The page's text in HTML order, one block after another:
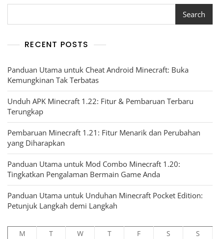
Search
RECENT POSTS
Panduan Utama untuk Cheat Android Minecraft: Buka
Kemungkinan Tak Terbatas
Unduh APK Minecraft 1.22: Fitur & Pembaruan Terbaru
Terungkap
Pembaruan Minecraft 1.21: Fitur Menarik dan Perubahan
yang Diharapkan
Panduan Utama untuk Mod Combo Minecraft 1.20:
Tingkatkan Pengalaman Bermain Game Anda
Panduan Utama untuk Unduhan Minecraft Pocket Edition:
Petunjuk Langkah demi Langkah
M T W T F S
S